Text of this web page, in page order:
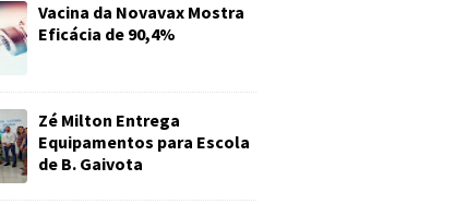
Vacina da Novavax Mostra
Eficácia de 90,4%
Zé Milton Entrega
Equipamentos para Escola
de B. Gaivota